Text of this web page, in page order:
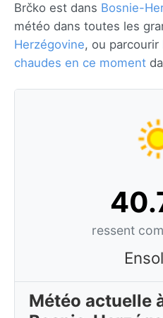
Brčko est dans Bosnie-
météo dans toutes les
Herzégovine, ou parcourir
chaudes en ce moment
ressent
Météo actuelle